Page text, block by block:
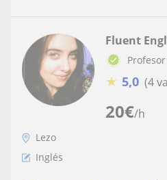
20€/h
Fluent
★ 5,0 (4
Lezo
Inglés